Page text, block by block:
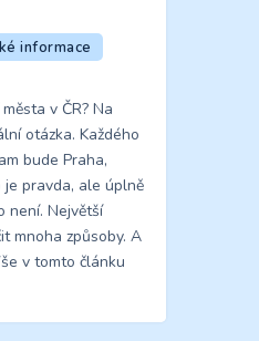
informace
v ČR? Na
otázka. Každého
bude Praha,
je pravda, ale úplně
není. Největší
mnoha způsoby. A
v tomto článku